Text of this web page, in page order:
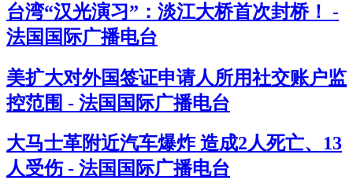
台湾“汉光演习”：淡江大桥首次封桥！ -
法国国际广播电台
美扩大对外国签证申请人所用社交账户监
控范围 - 法国国际广播电台
大马士革附近汽车爆炸 造成2人死亡、13
人受伤 - 法国国际广播电台